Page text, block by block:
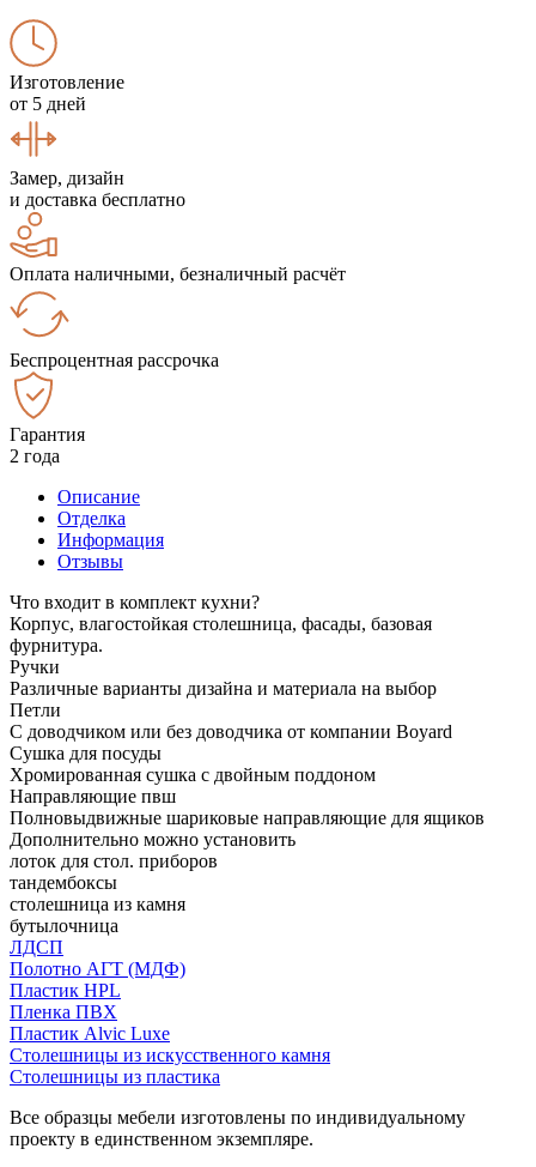
Изготовление
от 5 дней
Замер, дизайн
и доставка бесплатно
Оплата наличными, безналичный расчёт
Беспроцентная рассрочка
Гарантия
2 года
Описание
Отделка
Информация
Отзывы
Что входит в комплект кухни?
Корпус, влагостойкая столешница, фасады, базовая
фурнитура.
Ручки
Различные варианты дизайна и материала на выбор
Петли
С доводчиком или без доводчика от компании Boyard
Сушка для посуды
Хромированная сушка с двойным поддоном
Направляющие пвш
Полновыдвижные шариковые направляющие для ящиков
Дополнительно можно установить
лоток для стол. приборов
тандембоксы
столешница из камня
бутылочница
ЛДСП
Полотно АГТ (МДФ)
Пластик HPL
Пленка ПВХ
Пластик Alvic Luxe
Столешницы из искусственного камня
Столешницы из пластика
Все образцы мебели изготовлены по индивидуальному
проекту в единственном экземпляре.